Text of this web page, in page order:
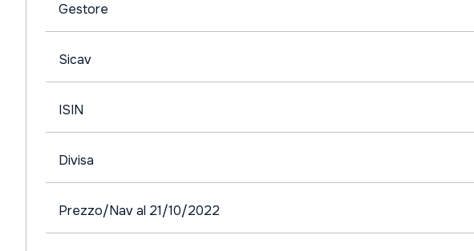
Gestore
Sicav
ISIN
Divisa
Prezzo/Nav al 21/10/2022